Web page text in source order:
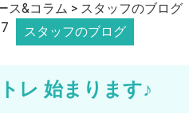
ス&コラム > スタッフのブログ
スタッフのブログ
レ 始まります♪